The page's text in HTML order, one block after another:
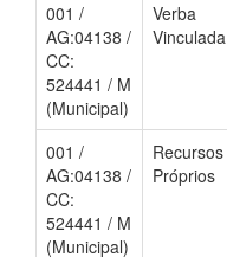
001 /
AG:04138 /
CC:
524441 / M
(Municipal)
Verba
Vinculada
001 /
AG:04138 /
CC:
524441 / M
(Municipal)
Recursos
Próprios